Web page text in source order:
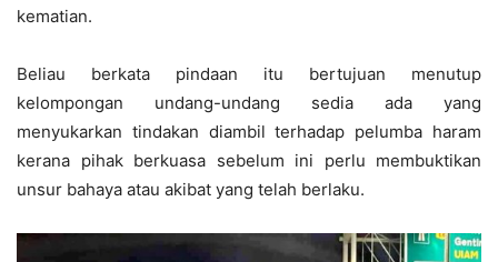
kematian.
Beliau berkata pindaan itu bertujuan menutup
kelompongan undang-undang sedia ada yang
menyukarkan tindakan diambil terhadap pelumba haram
kerana pihak berkuasa sebelum ini perlu membuktikan
unsur bahaya atau akibat yang telah berlaku.